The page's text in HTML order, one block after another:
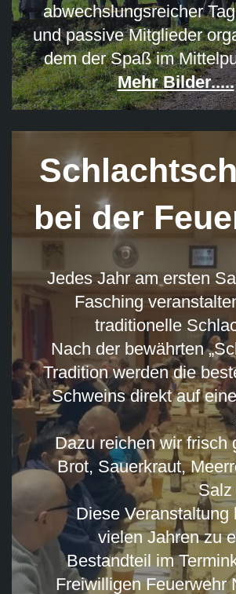
abwechslungsreicher
und passive Mitglieder
dem der Spaß im
Mehr Bilder.....
bei der
Jedes Jahr am ersten
Fasching
traditionelle
Nach der bewährten
Tradition werden die
Schweins direkt auf
Dazu reichen wir frisch
Brot, Sauerkraut,
Salz
Diese Veranstaltung
vielen Jahren zu
Bestandteil im
Freiwilligen Feuerwehr